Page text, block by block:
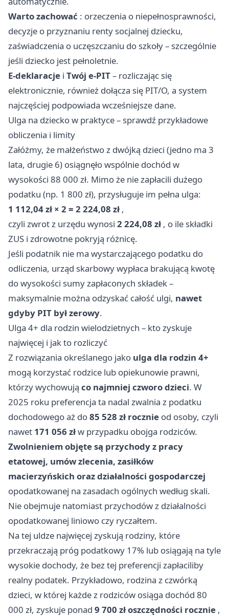
Warto zachować : orzeczenia o niepełnosprawności,
decyzje o przyznaniu renty socjalnej dziecku,
zaświadczenia o uczęszczaniu do szkoły – szczególnie
jeśli dziecko jest pełnoletnie.
E-deklaracje i Twój e-PIT– rozliczając się
elektronicznie, również dołącza się PIT/O, a system
najczęściej podpowiada wcześniejsze dane.
Ulga na dziecko w praktyce – sprawdź przykładowe
obliczenia i limity
Załóżmy, że małżeństwo z dwójką dzieci (jedno ma 3
lata, drugie 6) osiągnęło wspólnie dochód w
wysokości 88 000 zł. Mimo że nie zapłacili dużego
podatku (np. 1 800 zł), przysługuje im pełna ulga:
1 112,04 zł × 2 = 2 224,08 zł ,
czyli zwrot z urzędu wynosi 2 224,08 zł , o ile składki
ZUS i zdrowotne pokryją różnicę.
Jeśli podatnik nie ma wystarczającego podatku do
odliczenia, urząd skarbowy wypłaca brakującą kwotę
do wysokości sumy zapłaconych składek –
maksymalnie można odzyskać całość ulgi, nawet
gdyby PIT był zerowy.
Ulga 4+ dla rodzin wielodzietnych – kto zyskuje
najwięcej i jak to rozliczyć
Z rozwiązania określanego jako ulga dla rodzin 4+
mogą korzystać rodzice lub opiekunowie prawni,
którzy wychowują co najmniej czworo dzieci. W
2025 roku preferencja ta nadal zwalnia z podatku
dochodowego aż do85 528 zł rocznie od osoby, czyli
nawet 171 056 złw przypadku obojga rodziców.
Zwolnieniem objęte są przychody z pracy
etatowej, umów zlecenia, zasiłków
macierzyńskich oraz działalności gospodarczej
opodatkowanej na zasadach ogólnych według skali.
Nie obejmuje natomiast przychodów z działalności
opodatkowanej liniowo czy ryczałtem.
Na tej uldze najwięcej zyskują rodziny, które
przekraczają próg podatkowy 17% lub osiągają na tyle
wysokie dochody, że bez tej preferencji zapłaciliby
realny podatek. Przykładowo, rodzina z czwórką
dzieci, w której każde z rodziców osiąga dochód 80
000 zł, zyskuje ponad 9 700 zł oszczędności rocznie ,